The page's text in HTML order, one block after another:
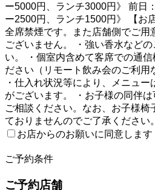
ー5000円、ランチ3000円》 前日
ー2500円、ランチ1500円》 【お
全席禁煙です。また店舗側でご用
ございません。 ・強い香水など
い。 ・個室内含めて客席での通信
ださい（リモート飲み会のご利用
・仕入れ状況等により、メニュ
がございます。 ・お子様の同伴
ご相談ください。なお、お子様椅
ておりませんのでご了承ください。
お店からのお願いに同意します
ご予約条件
ご予約店舗